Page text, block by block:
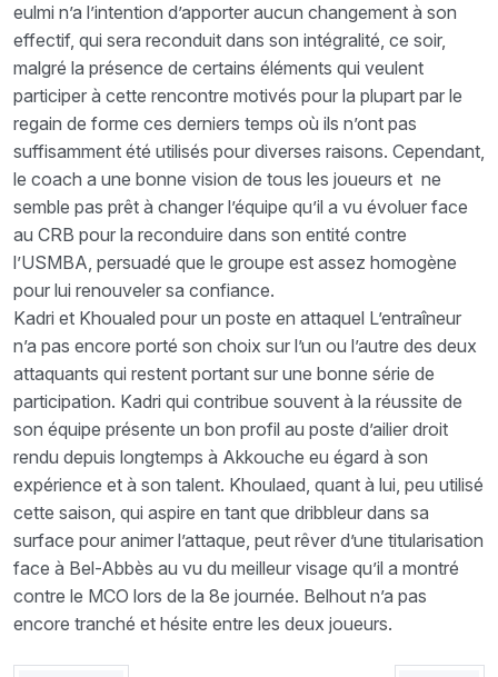
eulmi n’a l’intention d’apporter aucun changement à son
effectif, qui sera reconduit dans son intégralité, ce soir,
malgré la présence de certains éléments qui veulent
participer à cette rencontre motivés pour la plupart par le
regain de forme ces derniers temps où ils n’ont pas
suffisamment été utilisés pour diverses raisons. Cependant,
le coach a une bonne vision de tous les joueurs et ne
semble pas prêt à changer l’équipe qu’il a vu évoluer face
au CRB pour la reconduire dans son entité contre
l’USMBA, persuadé que le groupe est assez homogène
pour lui renouveler sa confiance.
Kadri et Khoualed pour un poste en attaquel L’entraîneur
n’a pas encore porté son choix sur l’un ou l’autre des deux
attaquants qui restent portant sur une bonne série de
participation. Kadri qui contribue souvent à la réussite de
son équipe présente un bon profil au poste d’ailier droit
rendu depuis longtemps à Akkouche eu égard à son
expérience et à son talent. Khoulaed, quant à lui, peu utilisé
cette saison, qui aspire en tant que dribbleur dans sa
surface pour animer l’attaque, peut rêver d’une titularisation
face à Bel-Abbès au vu du meilleur visage qu’il a montré
contre le MCO lors de la 8e journée. Belhout n’a pas
encore tranché et hésite entre les deux joueurs.